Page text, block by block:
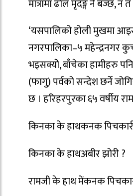
मात्रामा ढोल मृदङ्ग नै बज्छ, न
‘यसपालिको होली मुखमा
नगरपालिका–५ महेन्द्रनगर
भइसक्योे, बाँचेका हामीहरु
(फागु) पर्वको सन्देश छर्ने
छ । हरिहरपुरका ६५ वर्षीय
किनका के हाथकनक
किनका के हाथअबीर झोरी ?
रामजी के हाथ मेंकनक